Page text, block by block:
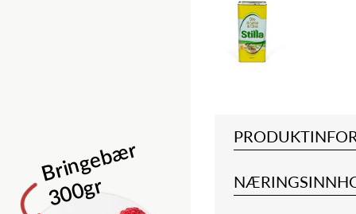
B
ri
n
g
e
b
æ
r
3
0
0
g
r
Isbergsalat